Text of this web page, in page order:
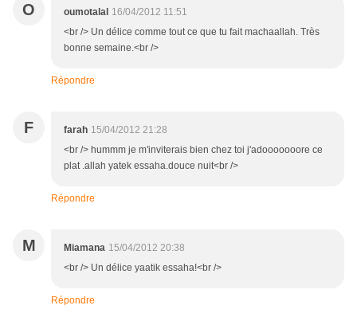
O oumotalal 16/04/2012 11:51
<br /> Un délice comme tout ce que tu fait machaallah. Très
bonne semaine.<br />
Répondre
F farah 15/04/2012 21:28
<br /> hummm je m'inviterais bien chez toi j'adooooooore ce
plat .allah yatek essaha.douce nuit<br />
Répondre
M Miamana 15/04/2012 20:38
<br /> Un délice yaatik essaha!<br />
Répondre